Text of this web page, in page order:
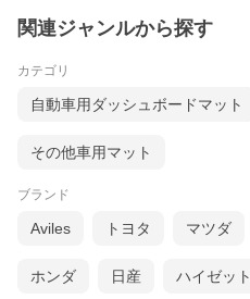
関連ジャンルから探す
カテゴリ
自動車用ダッシュボードマット
その他車用マット
ブランド
Aviles トヨタ マツダ
ホンダ 日産 ハイゼット